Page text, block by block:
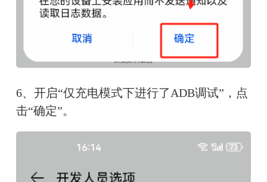
6、开启“仅充电模式下进行了ADB调试”，点
击“确定”。